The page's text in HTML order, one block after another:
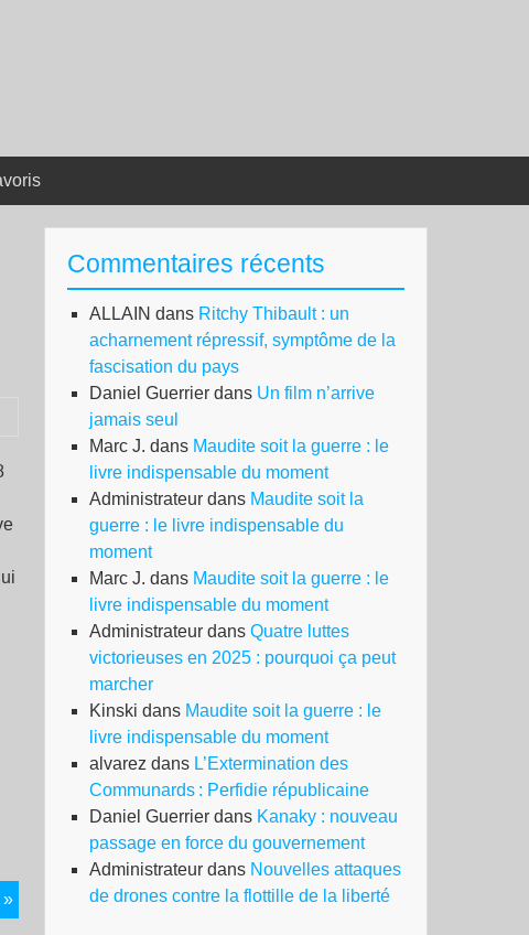
»“Je
m’emmerde,
Commentaires récents
ALLAIN dans Ritchy Thibault : un
acharnement répressif, symptôme de la
fascisation du pays
Daniel Guerrier dans Un film n’arrive
jamais seul
Marc J. dans Maudite soit la guerre : le
livre indispensable du moment
Administrateur dans Maudite soit la
guerre : le livre indispensable du
moment
Marc J. dans Maudite soit la guerre : le
livre indispensable du moment
Administrateur dans Quatre luttes
victorieuses en 2025 : pourquoi ça peut
marcher
Kinski dans Maudite soit la guerre : le
livre indispensable du moment
alvarez dans L’Extermination des
Communards : Perfidie républicaine
Daniel Guerrier dans Kanaky : nouveau
passage en force du gouvernement
Administrateur dans Nouvelles attaques
de drones contre la flottille de la liberté